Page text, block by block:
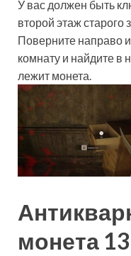
У вас должен быть
второй этаж старого
Поверните направо
комнату и найдите в
лежит монета.
монета 13